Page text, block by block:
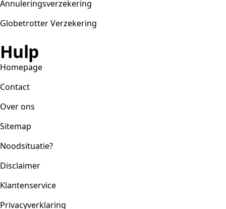
Annuleringsverzekering
Globetrotter Verzekering
Hulp
Homepage
Contact
Over ons
Sitemap
Noodsituatie?
Disclaimer
Klantenservice
Privacyverklaring